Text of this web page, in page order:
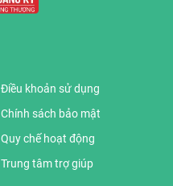
Điều khoản sử dụng
Chính sách bảo mật
Quy chế hoạt động
Trung tâm trợ giúp